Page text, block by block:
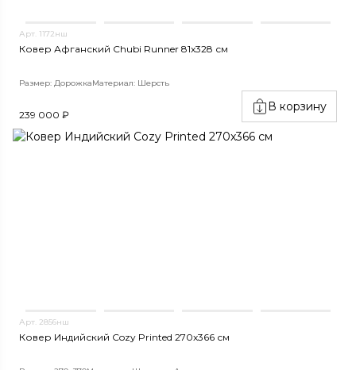
Арт. 1172нш
Ковер Афганский Chubi Runner 81x328 см
Размер: ДорожкаМатериал: Шерсть
239 000 ₽
В корзину
Арт. 2856нш
Ковер Индийский Cozy Printed 270x366 см